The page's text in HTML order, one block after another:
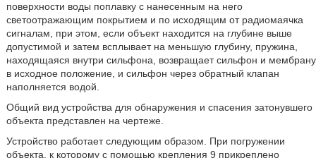
поверхности воды поплавку с нанесенным на него
светоотражающим покрытием и по исходящим от радиомаячка
сигналам, при этом, если объект находится на глубине выше
допустимой и затем всплывает на меньшую глубину, пружина,
находящаяся внутри сильфона, возвращает сильфон и мембрану
в исходное положение, и сильфон через обратный клапан
наполняется водой.
Общий вид устройства для обнаружения и спасения затонувшего
объекта представлен на чертеже.
Устройство работает следующим образом. При погружении
объекта, к которому с помощью крепления 9 прикреплено